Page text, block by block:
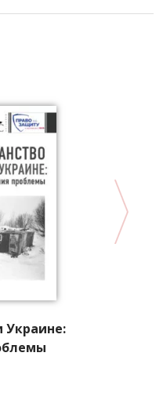
Украине: